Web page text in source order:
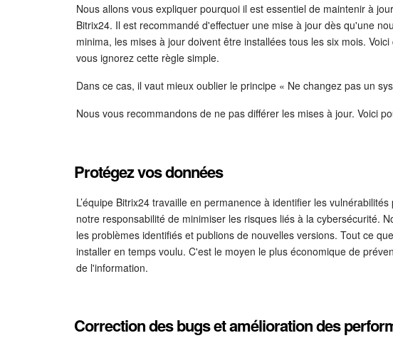
Nous allons vous expliquer pourquoi il est essentiel de maintenir à
Bitrix24. Il est recommandé d'effectuer une mise à jour dès qu'une
minima, les mises à jour doivent être installées tous les six mois.
vous ignorez cette règle simple.
Dans ce cas, il vaut mieux oublier le principe « Ne changez pas un
Nous vous recommandons de ne pas différer les mises à jour. Voici
Protégez vos données
L’équipe Bitrix24 travaille en permanence à identifier les
notre responsabilité de minimiser les risques liés à la cybersécurité.
les problèmes identifiés et publions de nouvelles versions. Tout ce
installer en temps voulu. C'est le moyen le plus économique de
de l'information.
Correction des bugs et amélioration des